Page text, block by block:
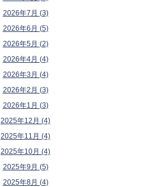
2026年7月 (3)
2026年6月 (5)
2026年5月 (2)
2026年4月 (4)
2026年3月 (4)
2026年2月 (3)
2026年1月 (3)
2025年12月 (4)
2025年11月 (4)
2025年10月 (4)
2025年9月 (5)
2025年8月 (4)